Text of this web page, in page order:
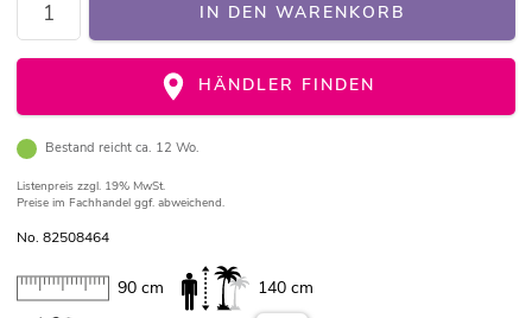
IN DEN WARENKORB
HÄNDLER FINDEN
Bestand reicht ca. 12 Wo.
Listenpreis zzgl. 19% MwSt.
Preise im Fachhandel ggf. abweichend.
No. 82508464
90 cm 140 cm